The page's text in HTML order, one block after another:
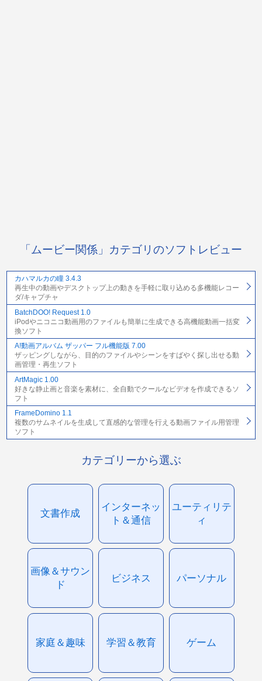
「ムービー関係」カテゴリのソフトレビュー
カハマルカの瞳 3.4.3
再生中の動画やデスクトップ上の動きを手軽に取り込める多機能レコー
ダ/キャプチャ
BatchDOO! Request 1.0
iPodやニコニコ動画用のファイルも簡単に生成できる高機能動画一括変
換ソフト
A!動画アルバム ザッパー フル機能版 7.00
ザッピングしながら、目的のファイルやシーンをすばやく探し出せる動
画管理・再生ソフト
ArtMagic 1.00
好きな静止画と音楽を素材に、全自動でクールなビデオを作成できるソ
フト
FrameDomino 1.1
複数のサムネイルを生成して直感的な管理を行える動画ファイル用管理
ソフト
カテゴリーから選ぶ
文書作成
インターネッ
ト＆通信
ユーティリテ
ィ
画像＆サウン
ド
ビジネス パーソナル
家庭＆趣味 学習＆教育 ゲーム